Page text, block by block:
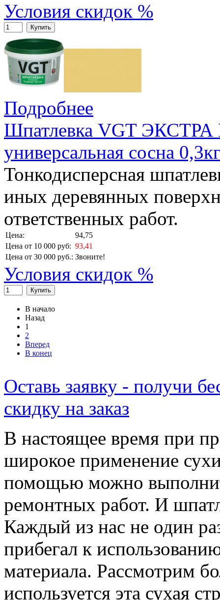
Условия скидок %
Купить
Подробнее
Шпатлевка VGT
универсальная сосна
Тонкодисперсная
иных деревянных
ответственных работ.
Цена:
94,75
Цена от 10 000 руб: 93,41
Цена от 30 000 руб.: Звоните!
Условия скидок %
Купить
В начало
Назад
1
2
Вперед
В конец
Оставь заявку - получи
скидку на заказ
В настоящее время при
широкое применение
помощью можно
ремонтных работ. И
Каждый из нас не один
прибегал к
материала. Рассмотрим
используется эта сухая